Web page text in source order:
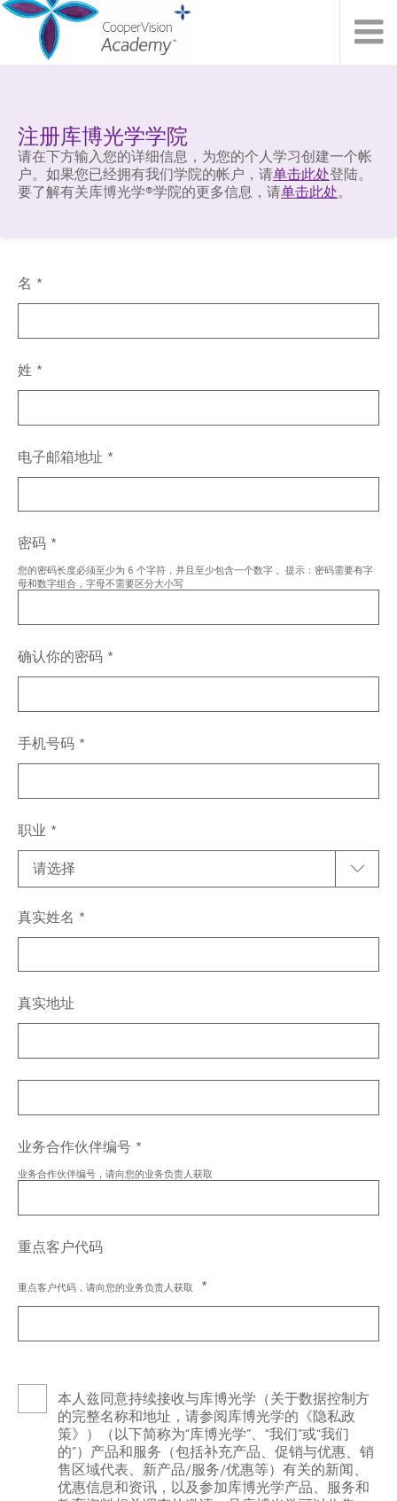
注册库博光学学院
请在下方输入您的详细信息，为您的个人学习创建一个帐
户。如果您已经拥有我们学院的帐户，请单击此处登陆。
要了解有关库博光学®学院的更多信息，请单击此处。
名
姓
电子邮箱地址
密码
您的密码长度必须至少为 6 个字符，并且至少包含一个数字 。提示：密码需要有字
母和数字组合，字母不需要区分大小写
确认你的密码
手机号码
职业
真实姓名
真实地址
业务合作伙伴编号
业务合作伙伴编号，请向您的业务负责人获取
重点客户代码
重点客户代码，请向您的业务负责人获取
本人兹同意持续接收与库博光学（关于数据控制方
的完整名称和地址，请参阅库博光学的《隐私政
策》）（以下简称为“库博光学”、“我们”或“我们
的”）产品和服务（包括补充产品、促销与优惠、销
售区域代表、新产品/服务/优惠等）有关的新闻、
优惠信息和资讯，以及参加库博光学产品、服务和